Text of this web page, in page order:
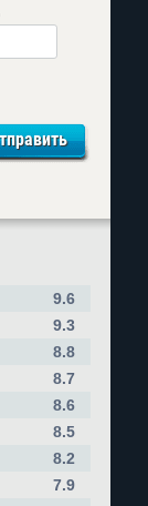
9.6
9.3
8.8
8.7
8.6
8.5
8.2
7.9